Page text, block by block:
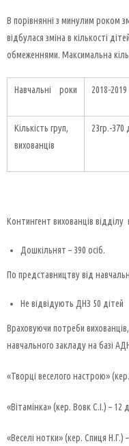
В порівнянні з минулим роком
відбулася зміна в кількості
обмеженнями. Максимальна
Навчальні роки 2018-2019
Кількість груп,
вихованців
23гр.-370
Контингент вихованців відділу
Дошкільнят – 390 осіб.
По представництву від
Не відвідують ДНЗ 50 дітей
Враховуючи потреби
навчального закладу на базі
«Творці веселого настрою»
«Вітамінка» (кер. Вовк С.І.) – 12
«Веселі нотки» (кер. Спиця Н.Г.)